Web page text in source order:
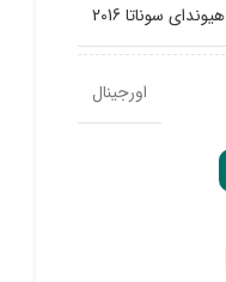
هیوندای سوناتا 2016
اورجینال